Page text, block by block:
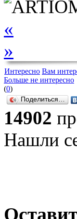
«
»
Интересно Вам
Больше не интересно
(0)
Поделиться…
14902
Нашли